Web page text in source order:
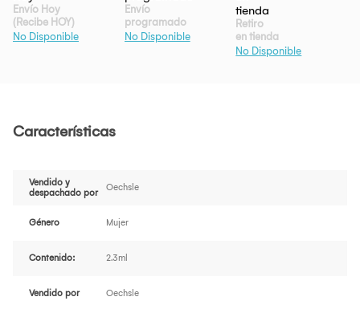
Envío Hoy
(Recibe HOY)
No Disponible
Envío
programado
No Disponible
Retiro
en tienda
No Disponible
Características
Vendido y
despachado por
Oechsle
Género Mujer
Contenido: 2.3ml
Vendido por Oechsle